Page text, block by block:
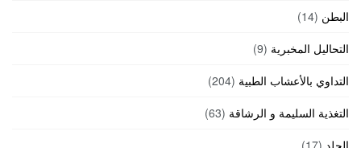
البطن (14)
التحاليل المخبرية (9)
التداوي بالأعشاب الطبية (204)
التغذية السليمة و الرشاقة (63)
الجلد (17)